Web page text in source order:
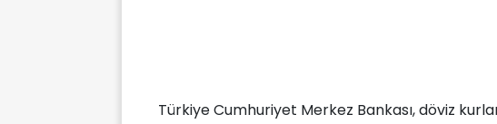
Türkiye Cumhuriyet Merkez Bankası, döviz